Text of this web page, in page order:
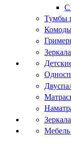
С
Тумбы
Зеркала
Зеркала